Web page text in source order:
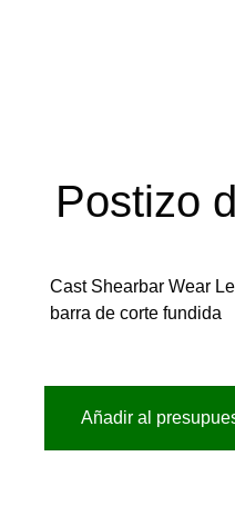
Postizo
Cast Shearbar Wear
barra de corte fundida
Añadir al